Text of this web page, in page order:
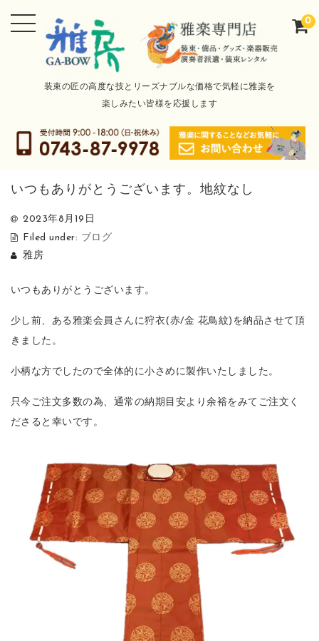
装束の匠の高度な技とリーズナブルな価格で気軽に雅楽を
楽しみたい皆様を応援します
0
いつもありがとうございます。地紋なし
2023年8月19日
Filed under: ブログ
雅房
いつもありがとうございます。
少し前、ある雅楽会員さんに狩衣(赤/金 花鳥紋)を納品させて頂
きました。
小柄な方でしたので全体的に小さめに製作いたしました。
只今ご注文多数の為、通常の納期目安より余裕をみてご注文く
ださると幸いです。